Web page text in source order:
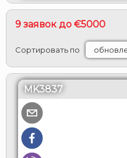
пїЅпїЅпїЅпїЅпїЅ
пїЅпїЅпїЅпїЅпїЅпїЅпїЅпїЅ
пїЅпїЅпїЅпїЅпїЅпїЅпїЅпїЅ
пїЅпїЅпїЅпїЅпїЅ-
9 заявок до €5000
Сортировать по
MK3837